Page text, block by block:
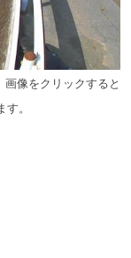
像をクリックすると
。